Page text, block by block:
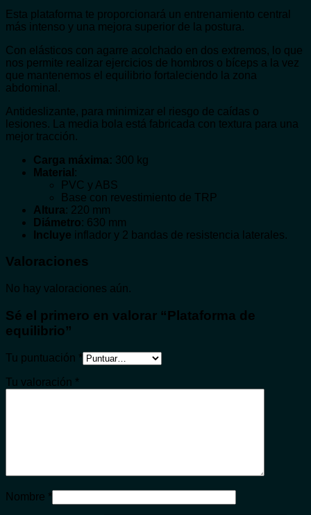
Esta plataforma te proporcionará un entrenamiento central
más intenso y una mejora superior de la postura.
Con elásticos con agarre acolchado en dos extremos, lo que
nos permite realizar ejercicios de hombros o bíceps a la vez
que mantenemos el equilibrio fortaleciendo la zona
abdominal.
Antideslizante, para minimizar el riesgo de caídas o
lesiones. La media bola está fabricada con textura para una
mejor tracción.
Carga máxima: 300 kg
Material :
PVC y ABS
Base con revestimiento de TRP
Altura: 220 mm
Diámetro: 630 mm
Incluye inflador y 2 bandas de resistencia laterales.
Valoraciones
No hay valoraciones aún.
Sé el primero en valorar “Plataforma de
equilibrio”
Tu puntuación *
Tu valoración *
Nombre *